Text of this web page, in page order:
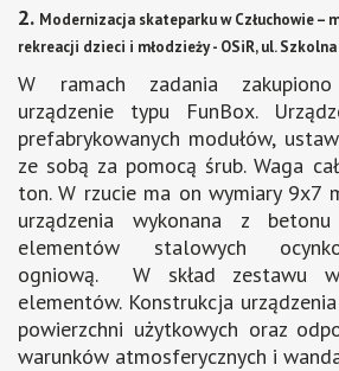
2. Modernizacja skateparku w Człuchowie –
rekreacji dzieci i młodzieży - OSiR, ul. Szkolna
W ramach zadania
urządzenie typu FunBox.
prefabrykowanych modułów,
ze sobą za pomocą śrub. Waga
ton. W rzucie ma on wymiary 9x7
urządzenia wykonana z
elementów stalowych
ogniową. W skład zestawu
elementów. Konstrukcja
powierzchni użytkowych oraz
warunków atmosferycznych i